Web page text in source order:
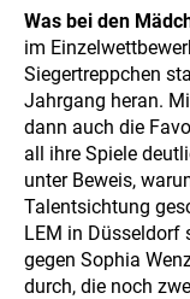
Was bei den
im
Siegertreppchen
Jahrgang heran.
dann auch die
all ihre Spiele
unter Beweis,
Talentsichtung
LEM in Düsseldorf
gegen Sophia
durch, die noch